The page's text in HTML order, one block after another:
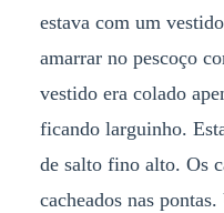
estava com um
amarrar no pescoço
vestido era colado
ficando larguinho.
de salto fino alto. Os
cacheados nas